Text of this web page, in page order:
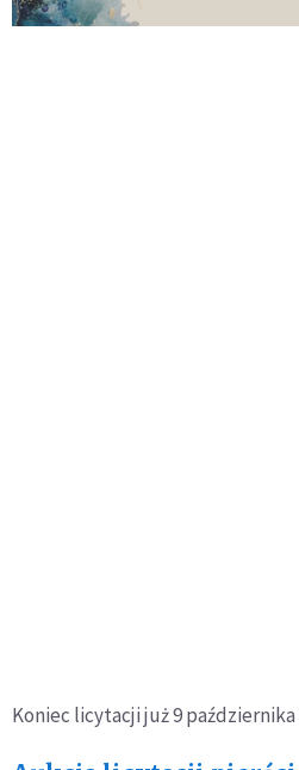
Koniec licytacji już 9 października